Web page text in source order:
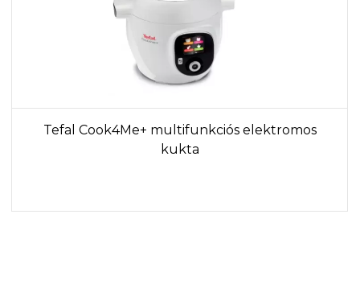
Tefal Cook4Me+ multifunkciós elektromos
kukta